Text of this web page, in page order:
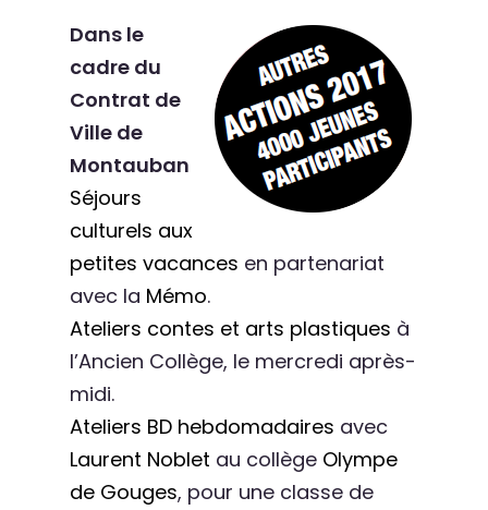
Dans le
cadre du
Contrat de
Ville de
Montauban
Séjours
culturels aux
petites vacances en partenariat
avec la Mémo.
Ateliers contes et arts plastiques à
l’Ancien Collège, le mercredi après-
midi.
Ateliers BD hebdomadaires avec
Laurent Noblet au collège Olympe
de Gouges, pour une classe de